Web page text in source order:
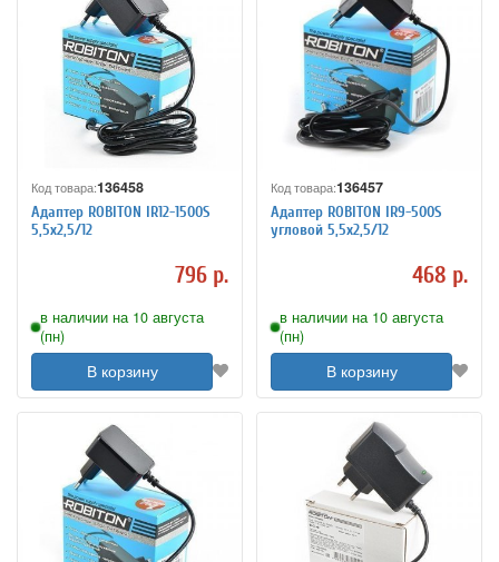
Код товара:136458
Адаптер ROBITON IR12-1500S
5,5x2,5/12
796 р.
в наличии на 10 августа
(пн)
В корзину
Код товара:136457
Адаптер ROBITON IR9-500S
угловой 5,5х2,5/12
468 р.
в наличии на 10 августа
(пн)
В корзину